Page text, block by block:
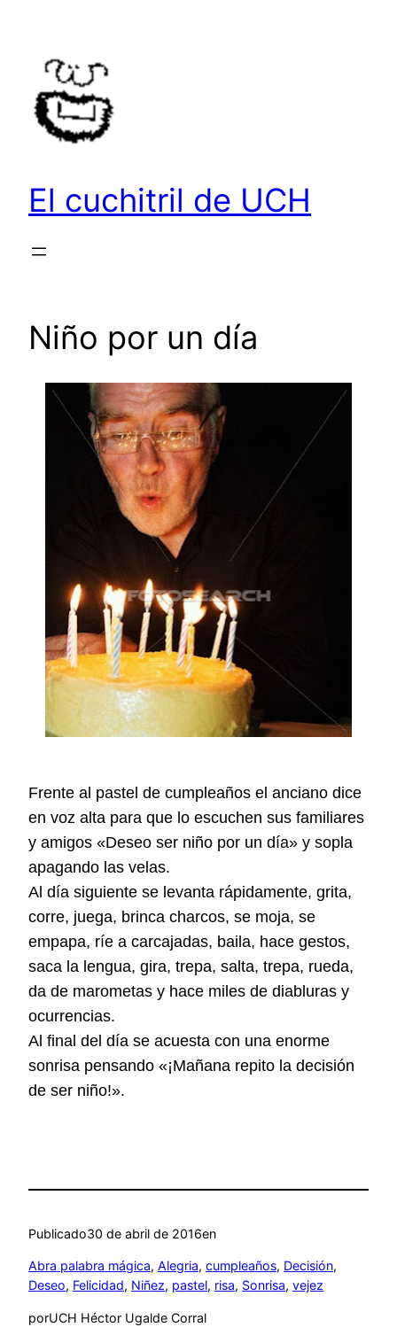
contenido
El cuchitril de UCH
Niño por un día
Frente al pastel de cumpleaños el anciano dice
en voz alta para que lo escuchen sus familiares
y amigos «Deseo ser niño por un día» y sopla
apagando las velas.
Al día siguiente se levanta rápidamente, grita,
corre, juega, brinca charcos, se moja, se
empapa, ríe a carcajadas, baila, hace gestos,
saca la lengua, gira, trepa, salta, trepa, rueda,
da de marometas y hace miles de diabluras y
ocurrencias.
Al final del día se acuesta con una enorme
sonrisa pensando «¡Mañana repito la decisión
de ser niño!».
Publicado30 de abril de 2016en
Abra palabra mágica, Alegria, cumpleaños, Decisión
Deseo, Felicidad, Niñez, pastel, risa, Sonrisa, vejez
porUCH Héctor Ugalde Corral